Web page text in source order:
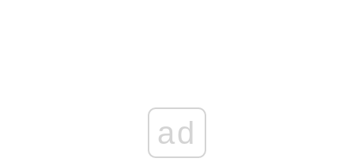
ad